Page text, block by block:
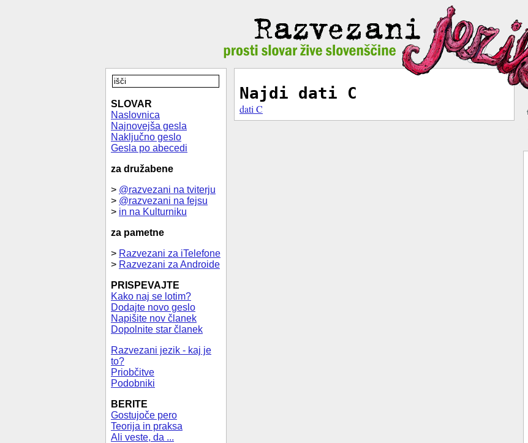
SLOVAR
Naslovnica
Najnovejša gesla
Naključno geslo
Gesla po abecedi
za družabene
> @razvezani na tviterju
> @razvezani na fejsu
> in na Kulturniku
za pametne
> Razvezani za iTelefone
> Razvezani za Androide
PRISPEVAJTE
Kako naj se lotim?
Dodajte novo geslo
Napišite nov članek
Dopolnite star članek
Razvezani jezik - kaj je
to?
Priobčitve
Podobniki
BERITE
Gostujoče pero
Teorija in praksa
Ali veste, da ...
Najdi dati C
dati C